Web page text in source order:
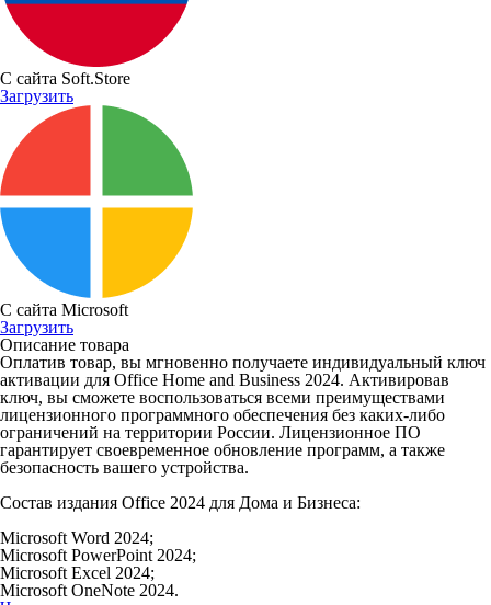
С сайта Soft.Store
Загрузить
С сайта Microsoft
Загрузить
Описание товара
Оплатив товар, вы мгновенно получаете индивидуальный ключ
активации для Office Home and Business 2024. Активировав
ключ, вы сможете воспользоваться всеми преимуществами
лицензионного программного обеспечения без каких-либо
ограничений на территории России. Лицензионное ПО
гарантирует своевременное обновление программ, а также
безопасность вашего устройства.
Состав издания Office 2024 для Дома и Бизнеса:
Microsoft Word 2024;
Microsoft PowerPoint 2024;
Microsoft Excel 2024;
Microsoft OneNote 2024.